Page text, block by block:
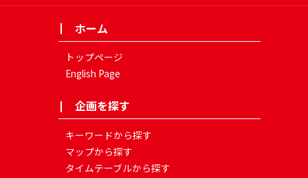
ホーム
トップページ
English Page
企画を探す
キーワードから探す
マップから探す
タイムテーブルから探す